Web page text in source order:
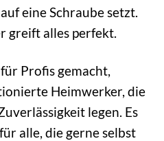
eine Schraube setzt.
greift alles perfekt.
Profis gemacht,
Heimwerker, die
legen. Es
alle, die gerne selbst